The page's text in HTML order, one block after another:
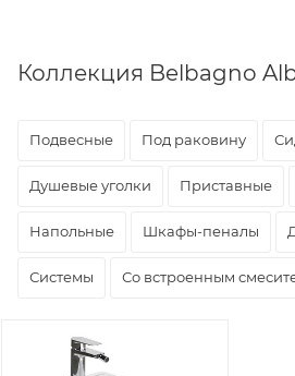
Коллекция Belbagno
Подвесные Под раковину
Душевые уголки Приставные
Напольные Шкафы-пеналы
Системы Со встроенным